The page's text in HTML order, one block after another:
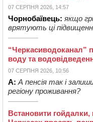
07 СЕРПНЯ 2026, 14:57
Чорнобаївець: якщо
врятують ці
“Черкасиводоканал”
воду та
07 СЕРПНЯ 2026, 10:56
А: А пенсія так і
регіону проживання?
Встановити гойдалки,